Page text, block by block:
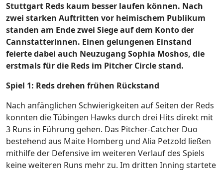
Stuttgart Reds kaum besser laufen können. Nach
zwei starken Auftritten vor heimischem Publikum
standen am Ende zwei Siege auf dem Konto der
Cannstatterinnen. Einen gelungenen Einstand
feierte dabei auch Neuzugang Sophia Moshos, die
erstmals für die Reds im Pitcher Circle stand.
Spiel 1: Reds drehen frühen Rückstand
Nach anfänglichen Schwierigkeiten auf Seiten der Reds
konnten die Tübingen Hawks durch drei Hits direkt mit
3 Runs in Führung gehen. Das Pitcher-Catcher Duo
bestehend aus Maite Homberg und Alia Petzold ließen
mithilfe der Defensive im weiteren Verlauf des Spiels
keine weiteren Runs mehr zu. Im dritten Inning startete